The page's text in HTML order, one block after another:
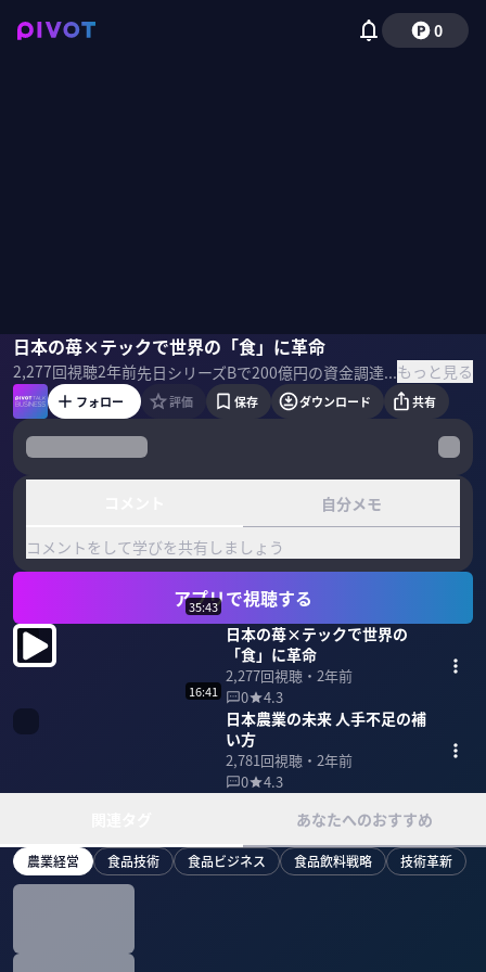
0
日本の苺×テックで世界の「食」に革命
2,277回視聴2年前 先日シリーズBで200億円の資金調達を行ったOishii Farm CEO古賀大貴氏が登場。 「食」の未来と日本人が世界で戦うために、必要なことを語る。 ＜ゲスト＞ 古賀大貴｜Oishii Farm CEO 幼少期を欧米で過ごし、2009年慶應大学を卒業。コンサルティングファームを経て、UCバークレーでMBA取得。持続可能な農業と、世界中に「Oishii」を広めるべく、在学中の2016年12月に「Oishii Farm」を創業、2017年から米ニューヨーク近郊にて日本のイチゴを育てる植物工場を構え、2024年2月に200億円の資金調達を実施。2024年5月にTEDカンファレンスに日本人史上4人目の登壇を果たす。 ・Oishii Farmもっと見る
古賀大貴国山ハセン
フォロー 評価 保存 ダウンロード 共有
自分メモ
コメントをして学びを共有しましょう
アプリで視聴する
35:43
日本の苺×テックで世界の
「食」に革命
2,277回視聴・ 2年前
0
4.3
16:41
日本農業の未来 人手不足の補
い方
2,781回視聴・ 2年前
0
4.3
あなたへのおすすめ
農業経営 食品技術 食品ビジネス 食品飲料戦略 技術革新